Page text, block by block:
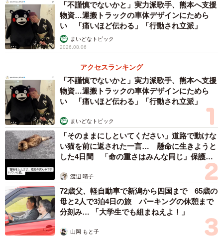
「不謹慎でないかと」実力派歌手、熊本へ支援
物資…運搬トラックの車体デザインにためら
い 「痛いほど伝わる」「行動され立派」
まいどなトピック
2026.08.06
アクセスランキング
「不謹慎でないかと」実力派歌手、熊本へ支援
物資…運搬トラックの車体デザインにためら
い 「痛いほど伝わる」「行動され立派」
まいどなトピック
「そのままにしといてください」道路で動けな
い猫を前に返された一言… 懸命に生きようと
した4日間 「命の重さはみんな同じ」保護団
渡辺 晴子
72歳父、軽自動車で新潟から四国まで 65歳の
母と2人で3泊4日の旅 パーキングの休憩まで
分刻み… 「大学生でも組まねえよ！」
山岡 もと子